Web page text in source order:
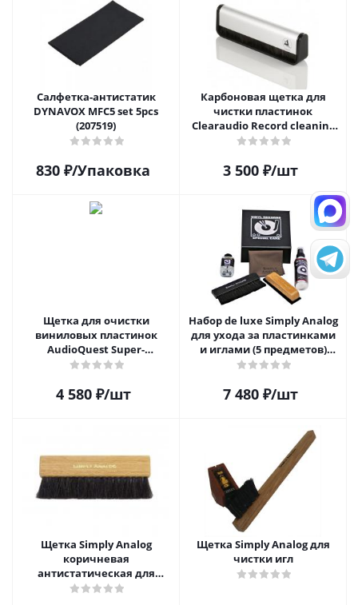
Салфетка-aнтистатик
DYNAVOX MFC5 set 5pcs
(207519)
830 ₽/Упаковка
Карбоновая щетка для
чистки пластинок
Clearaudio Record cleaning
brush
3 500₽/шт
Щетка для очистки
виниловых пластинок
AudioQuest Super-
Conductive Anti-Static
4 580₽/шт
Набор de luxe Simply Analog
для ухода за пластинками
и иглами (5 предметов)
SAVC003
7 480₽/шт
Щетка Simply Analog
коричневая
антистатическая для
чистки виниловых
Щетка Simply Analog для
чистки игл